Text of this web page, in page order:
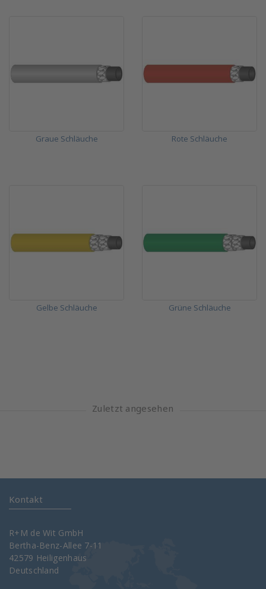
Graue Schläuche Rote Schläuche
Gelbe Schläuche Grüne Schläuche
Zuletzt angesehen
Kontakt
R+M de Wit GmbH
Bertha-Benz-Allee 7-11
42579 Heiligenhaus
Deutschland